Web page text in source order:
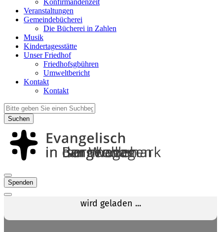
Veranstaltungen
Gemeindebücherei
Die Bücherei in Zahlen
Musik
Kindertagesstätte
Unser Friedhof
Friedhofsgbühren
Umweltbericht
Kontakt
Kontakt
Suchen
Spenden